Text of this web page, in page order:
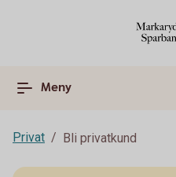
Meny
Privat Bli privatkund